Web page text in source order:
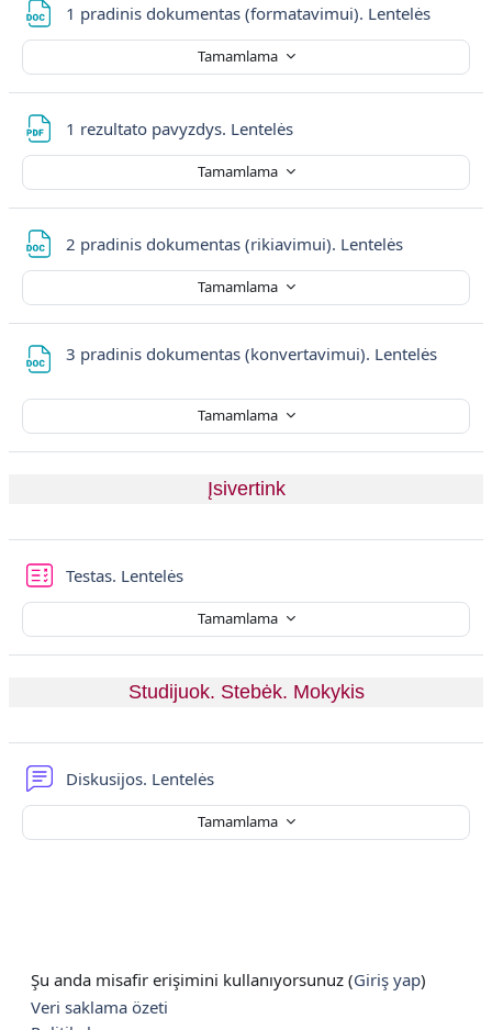
1 pradinis dokumentas (formatavimui). Lentelės
Tamamlama
1 rezultato pavyzdys. Lentelės
Tamamlama
2 pradinis dokumentas (rikiavimui). Lentelės
Tamamlama
3 pradinis dokumentas (konvertavimui). LentelėsDosya
Tamamlama
Įsivertink
Testas. LentelėsSınav
Tamamlama
Studijuok. Stebėk. Mokykis
Diskusijos. Lentelės
Tamamlama
Şu anda misafir erişimini kullanıyorsunuz (Giriş yap)
Veri saklama özeti